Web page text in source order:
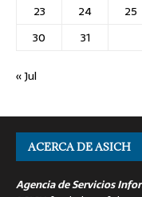
23
24 25
30
31
« Jul
ACERCA DE ASICH
Agencia de Servicios